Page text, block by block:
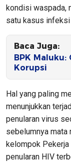
kondisi waspada,
satu kasus infeksi
Baca Juga:
BPK Maluku:
Korupsi
Hal yang paling
menunjukkan
penularan virus
sebelumnya mata
kelompok
penularan HIV